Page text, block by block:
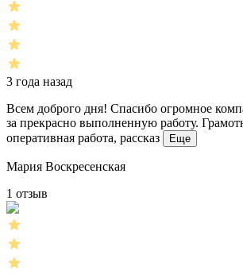
3 года назад
Всем доброго дня! Спасибо огромное
за прекрасно выполненную работу.
оперативная работа, рассказ
Еще
Мария Воскресенская
1 отзыв